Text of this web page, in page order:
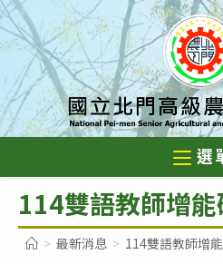
跳
轉
主
要
內
選
114雙語教師增能
> 最新消息 > 114雙語教師增能